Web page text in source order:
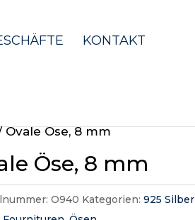
KONTAKT
Ovale Öse, 8 mm
Öse, 8 mm
O940 Kategorien:925 Silber